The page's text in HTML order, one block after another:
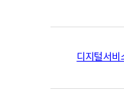
디지털서비